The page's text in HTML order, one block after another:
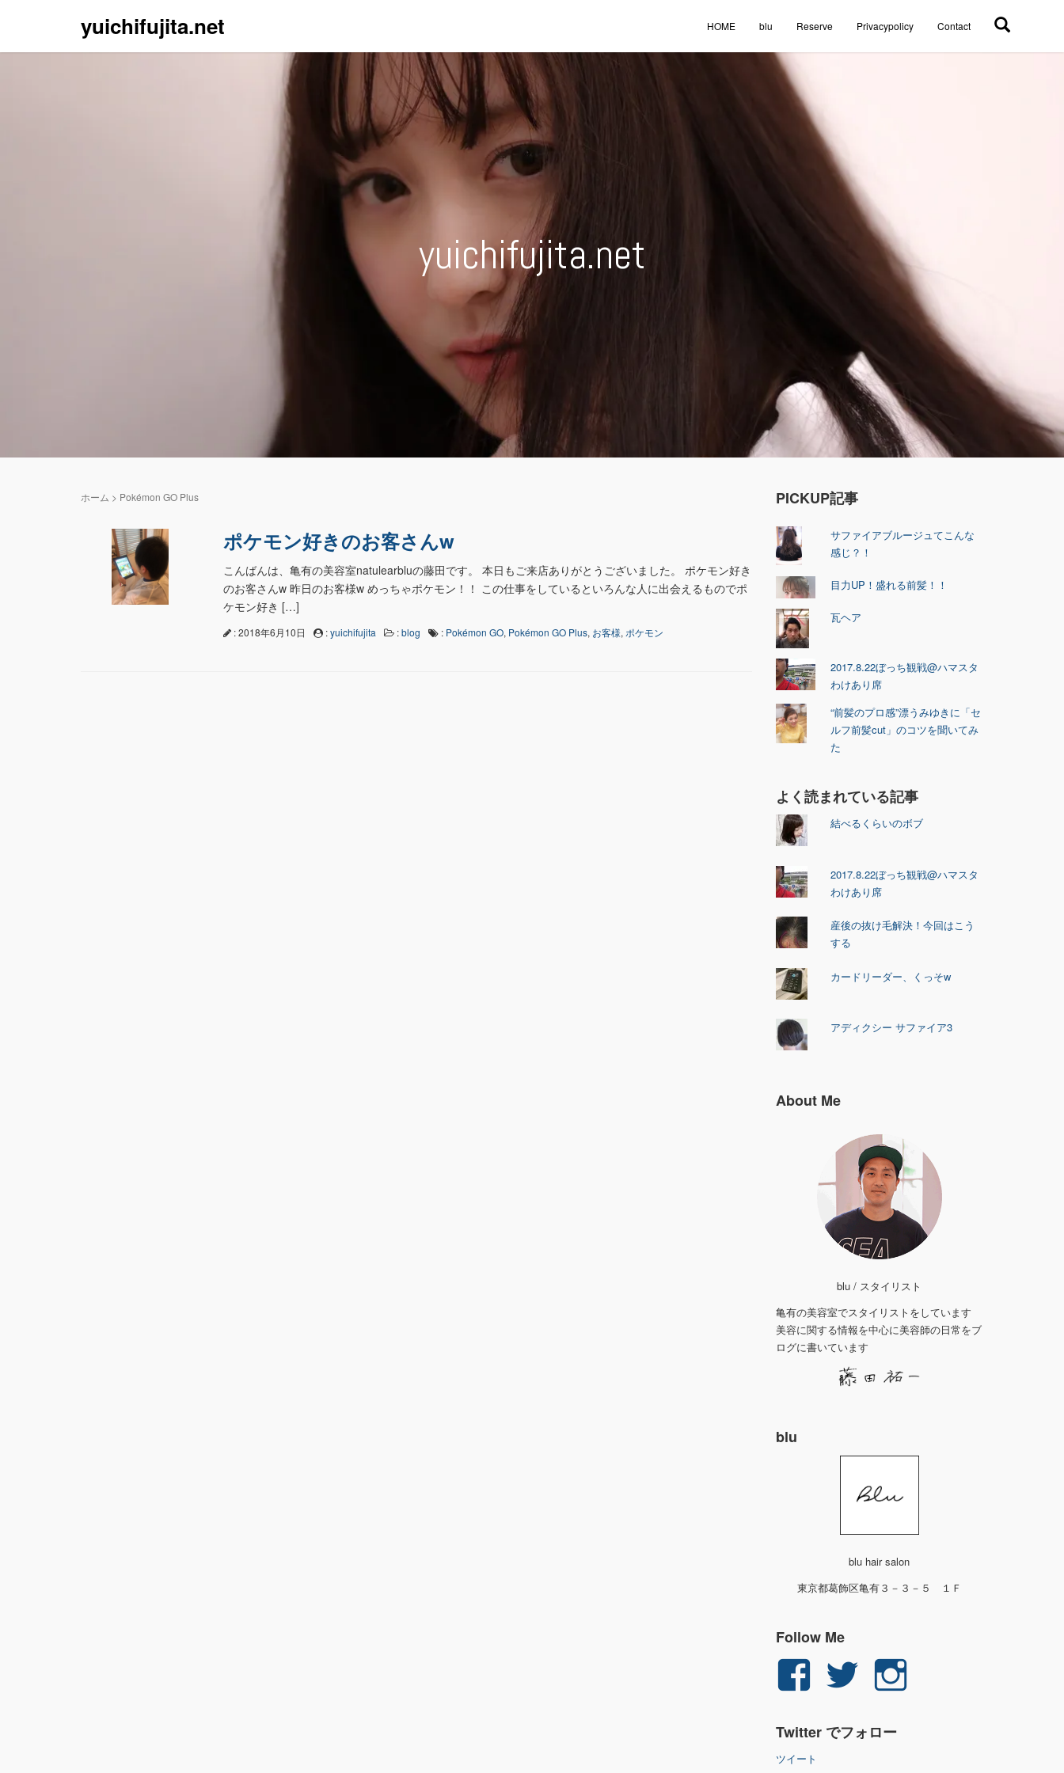
yuichifujita.net HOME blu Reserve Privacypolicy Contact
yuichifujita.net
ホーム > Pokémon GO Plus
ポケモン好きのお客さんw
こんばんは、亀有の美容室natulearbluの藤田です。 本日もご来店ありがとうございました。 ポケモン好き
のお客さんw 昨日のお客様w めっちゃポケモン！！ この仕事をしているといろんな人に出会えるものでポ
ケモン好き […]
: 2018年6月10日 :yuichifujita :blog : Pokémon GO, Pokémon GO Plus, お客様, ポケモン
PICKUP記事
サファイアブルージュてこんな
感じ？！
目力UP！盛れる前髪！！
瓦ヘア
2017.8.22ぼっち観戦@ハマスタ
わけあり席
“前髪のプロ感”漂うみゆきに「セ
ルフ前髪cut」のコツを聞いてみ
た
よく読まれている記事
結べるくらいのボブ
2017.8.22ぼっち観戦@ハマスタ
わけあり席
産後の抜け毛解決！今回はこう
する
カードリーダー、くっそw
アディクシー サファイア3
About Me
blu / スタイリスト
亀有の美容室でスタイリストをしています
美容に関する情報を中心に美容師の日常をブ
ログに書いています
blu
blu hair salon
東京都葛飾区亀有３－３－５ １Ｆ
Follow Me
yuichi.fujita.351
ん
yu_1_fjt
ん
Twitter でフォロー
ツイート